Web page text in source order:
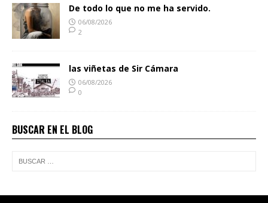
De todo lo que no me ha servido.
06/08/2026
2
las viñetas de Sir Cámara
06/08/2026
0
BUSCAR EN EL BLOG